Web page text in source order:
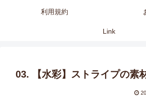
利用規約
Link
03. 【水彩】ストライプの素